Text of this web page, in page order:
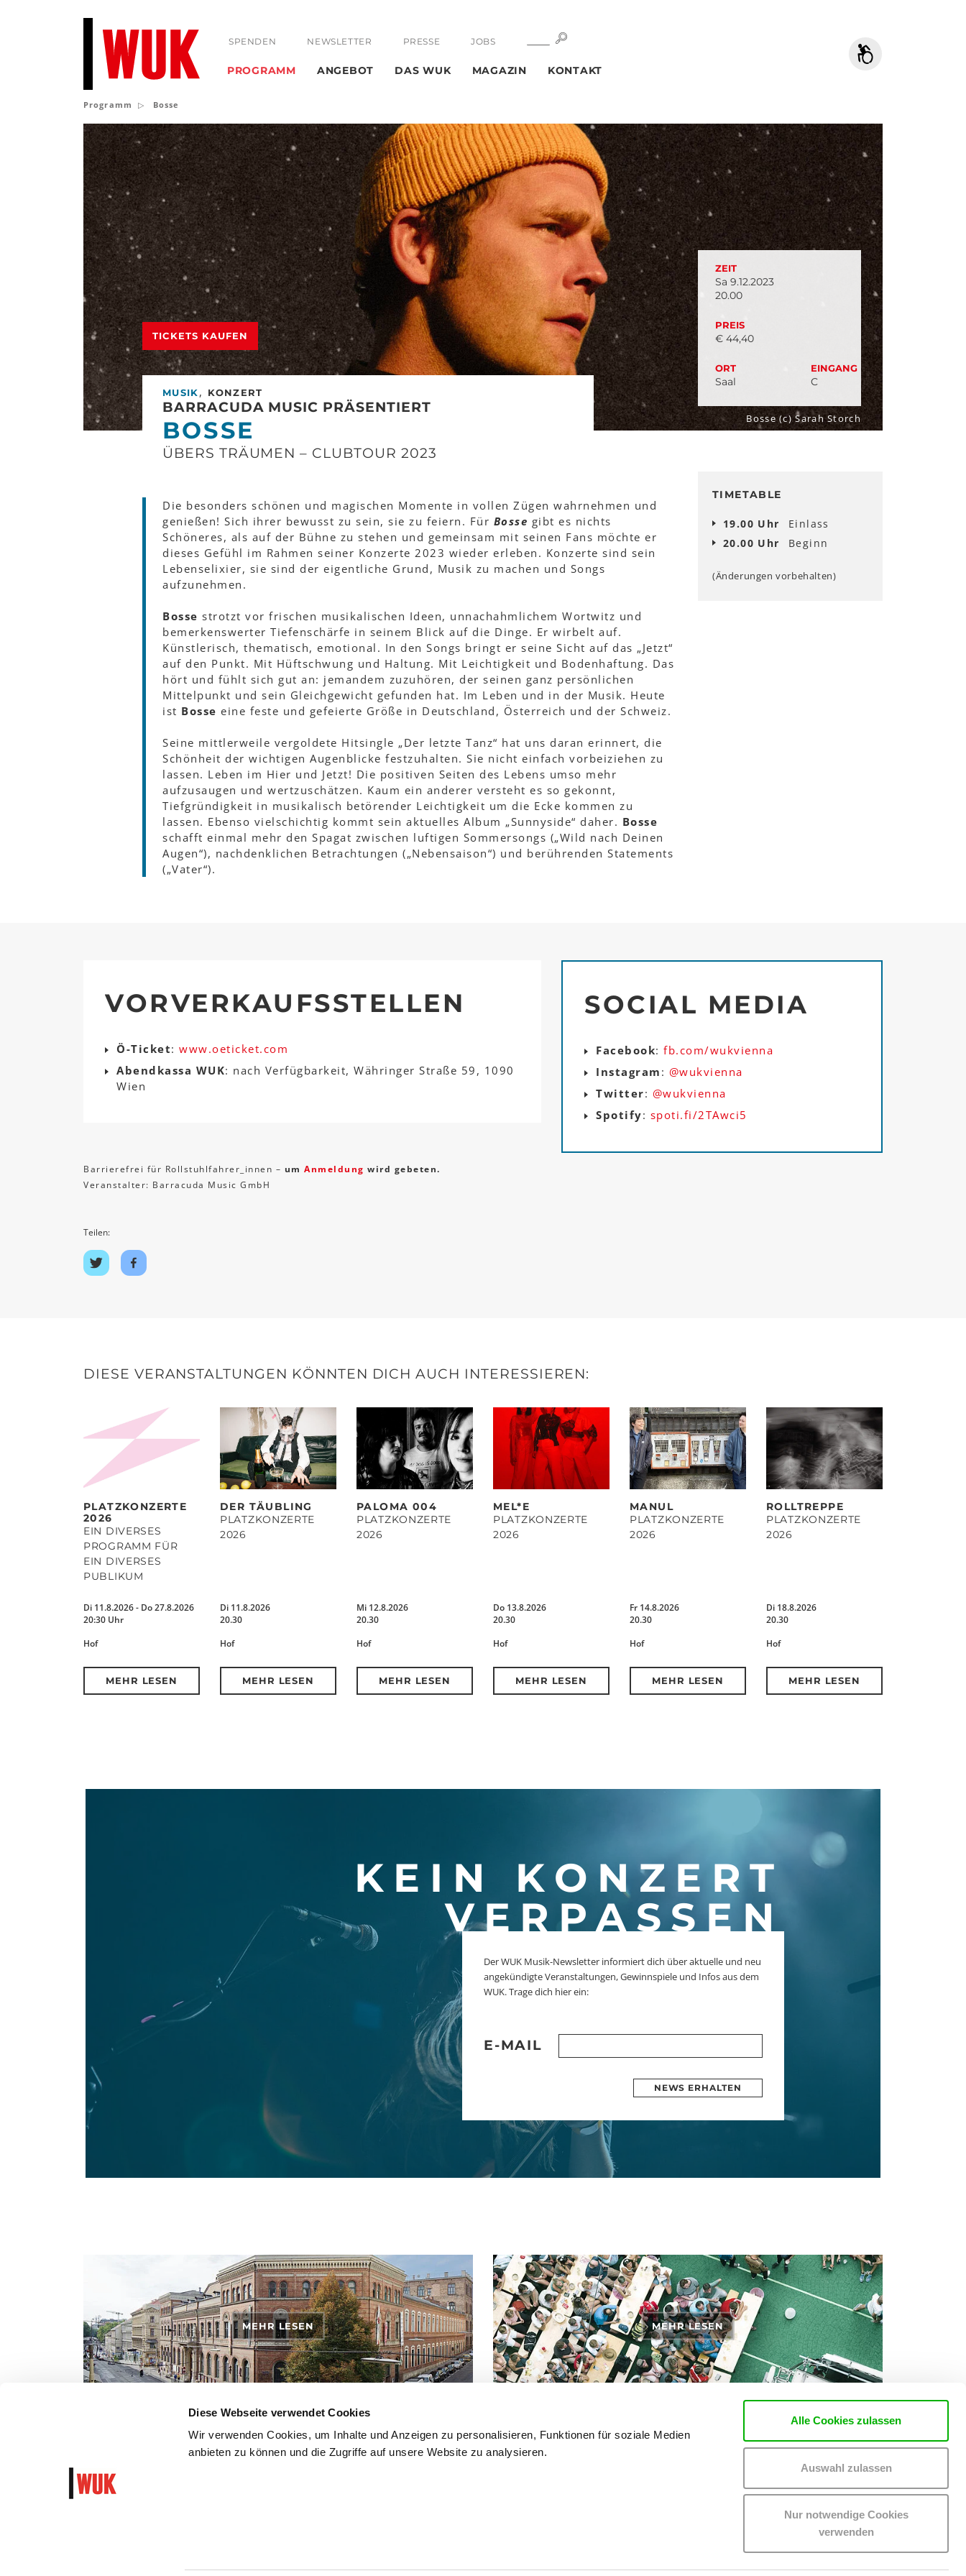
Diese Webseite verwendet Cookies
Wir verwenden Cookies, um Inhalte und Anzeigen zu personalisieren, Funktionen für soziale Medien
anbieten zu können und die Zugriffe auf unsere Website zu analysieren.
Alle Cookies zulassen
Auswahl zulassen
Nur notwendige Cookies
verwenden
SPENDEN NEWSLETTER PRESSE JOBS SUCHE
PROGRAMM ANGEBOT DAS WUK MAGAZIN KONTAKT
Programm Bosse
TICKETS KAUFEN
ZEIT
Sa 9.12.2023
20.00
PREIS
€ 44,40
ORT
Saal
EINGANG
C
Bosse (c) Sarah Storch
MUSIK, KONZERT
BARRACUDA MUSIC PRÄSENTIERT
BOSSE
ÜBERS TRÄUMEN – CLUBTOUR 2023
Die besonders schönen und magischen Momente in vollen Zügen wahrnehmen und
genießen! Sich ihrer bewusst zu sein, sie zu feiern. Für Bosse gibt es nichts
Schöneres, als auf der Bühne zu stehen und gemeinsam mit seinen Fans möchte er
dieses Gefühl im Rahmen seiner Konzerte 2023 wieder erleben. Konzerte sind sein
Lebenselixier, sie sind der eigentliche Grund, Musik zu machen und Songs
aufzunehmen.
Bosse strotzt vor frischen musikalischen Ideen, unnachahmlichem Wortwitz und
bemerkenswerter Tiefenschärfe in seinem Blick auf die Dinge. Er wirbelt auf.
Künstlerisch, thematisch, emotional. In den Songs bringt er seine Sicht auf das „Jetzt“
auf den Punkt. Mit Hüftschwung und Haltung. Mit Leichtigkeit und Bodenhaftung. Das
hört und fühlt sich gut an: jemandem zuzuhören, der seinen ganz persönlichen
Mittelpunkt und sein Gleichgewicht gefunden hat. Im Leben und in der Musik. Heute
ist Bosse eine feste und gefeierte Größe in Deutschland, Österreich und der Schweiz.
Seine mittlerweile vergoldete Hitsingle „Der letzte Tanz“ hat uns daran erinnert, die
Schönheit der wichtigen Augenblicke festzuhalten. Sie nicht einfach vorbeiziehen zu
lassen. Leben im Hier und Jetzt! Die positiven Seiten des Lebens umso mehr
aufzusaugen und wertzuschätzen. Kaum ein anderer versteht es so gekonnt,
Tiefgründigkeit in musikalisch betörender Leichtigkeit um die Ecke kommen zu
lassen. Ebenso vielschichtig kommt sein aktuelles Album „Sunnyside“ daher. Bosse
schafft einmal mehr den Spagat zwischen luftigen Sommersongs („Wild nach Deinen
Augen“), nachdenklichen Betrachtungen („Nebensaison“) und berührenden Statements
(„Vater“).
TIMETABLE
19.00 Uhr
Einlass
20.00 Uhr
Beginn
(Änderungen vorbehalten)
VORVERKAUFSSTELLEN
Ö-Ticket: www.oeticket.com
Abendkassa WUK: nach Verfügbarkeit, Währinger Straße 59, 1090
Wien
Barrierefrei für Rollstuhlfahrer_innen – um Anmeldung wird gebeten.
Veranstalter: Barracuda Music GmbH
Teilen:
Auf
Twitter
Auf
Facebook
SOCIAL MEDIA
Facebook: fb.com/wukvienna
Instagram : @wukvienna
Twitter: @wukvienna
Spotify: spoti.fi/2TAwci5
DIESE VERANSTALTUNGEN KÖNNTEN DICH AUCH INTERESSIEREN:
PLATZKONZERTE
2026
EIN DIVERSES
PROGRAMM FÜR
EIN DIVERSES
PUBLIKUM
Di 11.8.2026 - Do 27.8.2026
20:30 Uhr
Hof
MEHR LESEN
DER TÄUBLING
PLATZKONZERTE
2026
Di 11.8.2026
20.30
Hof
MEHR LESEN
PALOMA 004
PLATZKONZERTE
2026
Mi 12.8.2026
20.30
Hof
MEHR LESEN
MEL*E
PLATZKONZERTE
2026
Do 13.8.2026
20.30
Hof
MEHR LESEN
MANUL
PLATZKONZERTE
2026
Fr 14.8.2026
20.30
Hof
MEHR LESEN
ROLLTREPPE
PLATZKONZERTE
2026
Di 18.8.2026
20.30
Hof
MEHR LESEN
KEIN KONZERT
VERPASSEN
Der WUK Musik-Newsletter informiert dich über aktuelle und neu
angekündigte Veranstaltungen, Gewinnspiele und Infos aus dem
WUK. Trage dich hier ein:
E-MAIL
NEWS ERHALTEN
MEHR LESEN
So kommst du mit den öffentlichen Verkehrsmitteln, zu Fuß, mit dem Fahrrad oder mit
MEHR LESEN
FAQ
Häufig gestellte Fragen und Antworten zu den Themen Tickets, Konzerte und Partys